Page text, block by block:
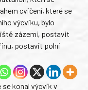
cvičení, které se
výcviku, bylo
zázemí, postavit
postavit polní
se konal výcvik v